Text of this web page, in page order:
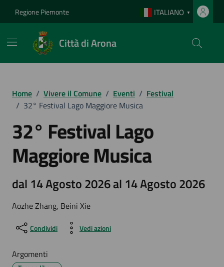
Regione Piemonte ITALIANO ▼
Città di Arona
Home / Vivere il Comune / Eventi / Festival
/ 32° Festival Lago Maggiore Musica
32° Festival Lago
Maggiore Musica
dal 14 Agosto 2026 al 14 Agosto 2026
Aozhe Zhang, Beini Xie
Condividi Vedi azioni
Argomenti